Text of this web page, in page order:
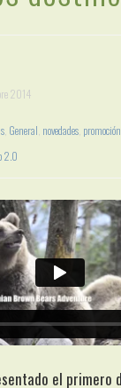
2014
General novedades promoción
2.0
el primero